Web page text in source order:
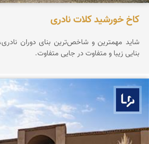
کاخ خورشید کلات نادری
شاید مهمترین و شاخص‌ترین بنای دوران
بنایی زیبا و متفاوت در جایی متفاوت.
بوم ما